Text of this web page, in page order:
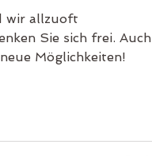
wir allzuoft
Sie sich frei. Auch
Möglichkeiten!